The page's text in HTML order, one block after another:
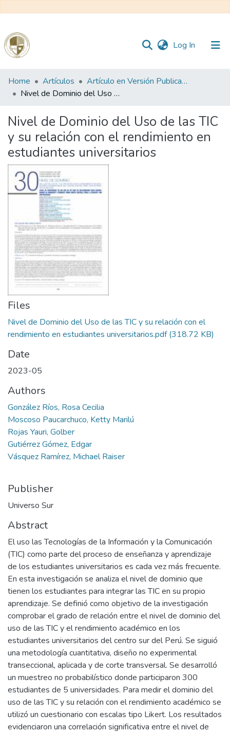
Log In (current)
Communities
&
All of DSpace
Statistics
Reglamento
Formatos
Manuales
Home Artículos
Artículo en Versión Publicada
Nivel de Dominio del Uso de las TIC y su relación con el rendimiento en estudiantes universitarios
Nivel de Dominio del Uso de las TIC
y su relación con el rendimiento en
estudiantes universitarios
Files
Nivel de Dominio del Uso de las TIC y su relación con el
rendimiento en estudiantes universitarios.pdf(318.72 KB)
Date
2023-05
Authors
González Ríos, Rosa Cecilia
Moscoso Paucarchuco, Ketty Marilú
Rojas Yauri, Golber
Gutiérrez Gómez, Edgar
Vásquez Ramírez, Michael Raiser
Publisher
Universo Sur
Abstract
El uso las Tecnologías de la Información y la Comunicación
(TIC) como parte del proceso de enseñanza y aprendizaje
de los estudiantes universitarios es cada vez más frecuente.
En esta investigación se analiza el nivel de dominio que
tienen los estudiantes para integrar las TIC en su propio
aprendizaje. Se definió como objetivo de la investigación
comprobar el grado de relación entre el nivel de dominio del
uso de las TIC y el rendimiento académico en los
estudiantes universitarios del centro sur del Perú. Se siguió
una metodología cuantitativa, diseño no experimental
transeccional, aplicada y de corte transversal. Se desarrolló
un muestreo no probabilístico donde participaron 300
estudiantes de 5 universidades. Para medir el dominio del
uso de las TIC y su relación con el rendimiento académico se
utilizó un cuestionario con escalas tipo Likert. Los resultados
evidenciaron una correlación significativa entre el nivel de